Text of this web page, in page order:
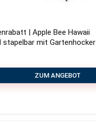
| Apple Bee Hawaii
stapelbar mit Gartenhocker
ZUM ANGEBOT